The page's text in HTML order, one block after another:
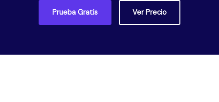
Prueba Gratis Ver Precio